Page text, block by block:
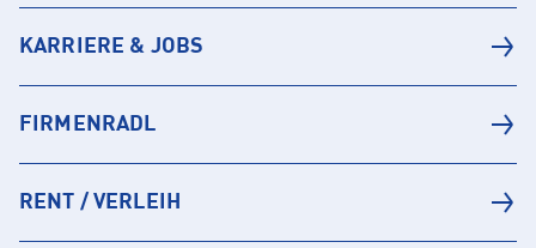
KARRIERE & JOBS
FIRMENRADL
RENT / VERLEIH